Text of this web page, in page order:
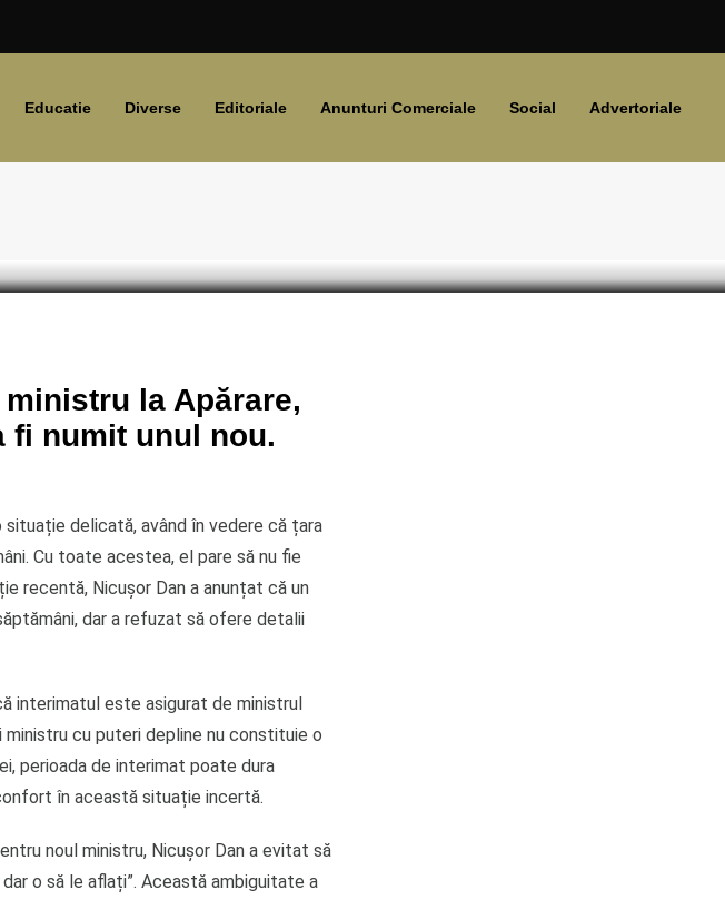
Educatie Diverse Editoriale Anunturi Comerciale Social Advertoriale
la Apărare,
fi numit unul nou.
delicată, având în vedere că țara
Cu toate acestea, el pare să nu fie
recentă, Nicușor Dan a anunțat că un
dar a refuzat să ofere detalii
interimatul este asigurat de ministrul
ministru cu puteri depline nu constituie o
perioada de interimat poate dura
în această situație incertă.
noul ministru, Nicușor Dan a evitat să
o să le aflați”. Această ambiguitate a